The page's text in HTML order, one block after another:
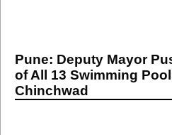
Pune: Deputy Mayor
of All 13 Swimming
Chinchwad